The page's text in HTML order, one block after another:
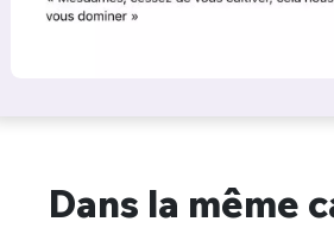
Dans la même